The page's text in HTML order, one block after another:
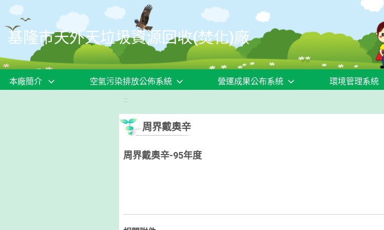
移至網頁之主要內容區位置
基隆市天外天垃圾資源回收(焚化)廠
本廠簡介 空氣污染排放公佈系統 營運成果公布系統 環境管理系統
:::
周界戴奧辛
周界戴奧辛-95年度